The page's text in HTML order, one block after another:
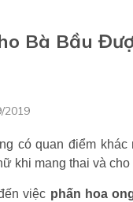
Bà Bầu
2019
có quan điểm
khi mang thai và cho
việc phấn hoa